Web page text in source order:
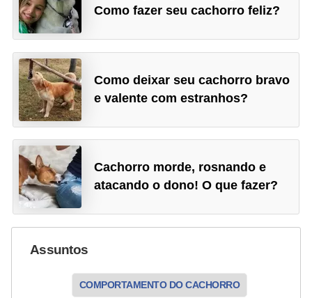
Como fazer seu cachorro feliz?
Como deixar seu cachorro bravo
e valente com estranhos?
Cachorro morde, rosnando e
atacando o dono! O que fazer?
Assuntos
COMPORTAMENTO DO CACHORRO